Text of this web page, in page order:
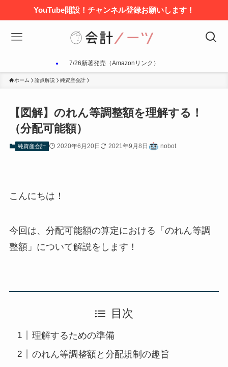
YouTube開設！チャンネル登録お願いします！
7/26新著発売（Amazonリンク）
ホーム 論点解説 純資産会計
【図解】のれん等調整額を理解する！
（分配可能額）
純資産会計 2020年6月20日 2021年9月8日 nobot
こんにちは！
今回は、分配可能額の算定における「のれん等調
整額」について解説をします！
目次
理解するための準備
のれん等調整額と分配規制の趣旨